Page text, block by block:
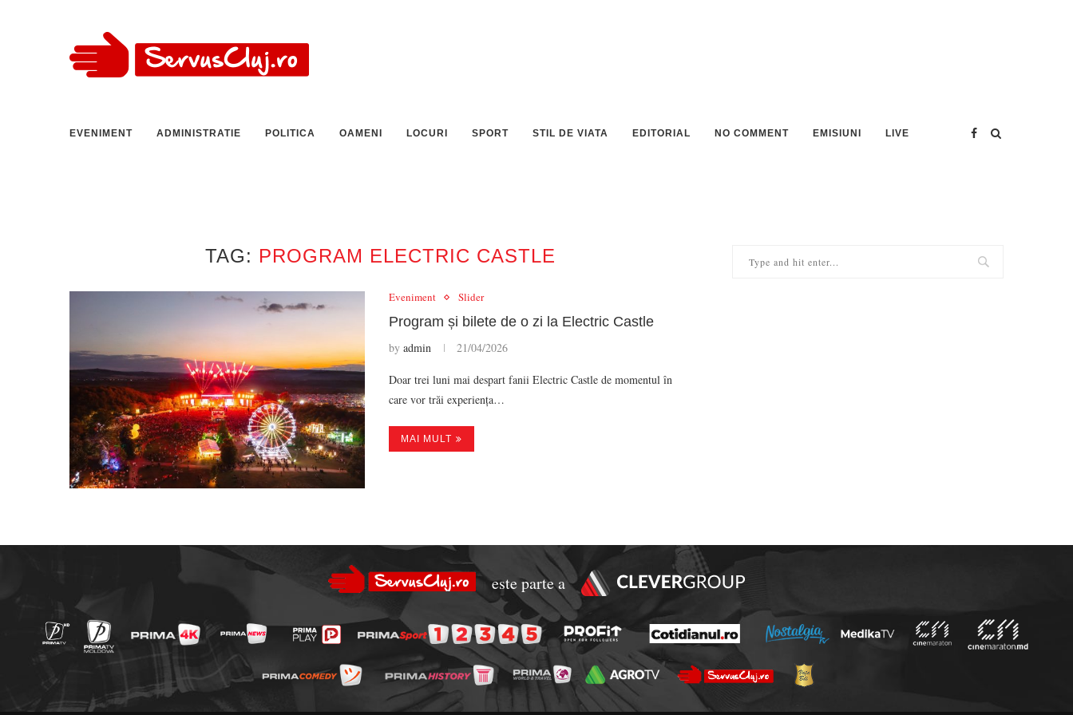
EVENIMENT ADMINISTRATIE POLITICA OAMENI LOCURI SPORT STIL DE VIATA EDITORIAL NO COMMENT EMISIUNI LIVE
TAG: PROGRAM ELECTRIC CASTLE
Eveniment Slider
Program și bilete de o zi la Electric Castle
by admin 21/04/2026
Doar trei luni mai despart fanii Electric Castle de momentul în
care vor trăi experiența…
MAI MULT
este parte a